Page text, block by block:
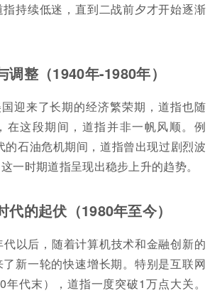
指持续低迷，直到二战前夕才开始逐渐
调整（1940年-1980年）
迎来了长期的经济繁荣期，道指也随
在这段期间，道指并非一帆风顺。例
的石油危机期间，道指曾出现过剧烈波
一时期道指呈现出稳步上升的趋势。
代的起伏（1980年至今）
以后，随着计算机技术和金融创新的
新一轮的快速增长期。特别是互联网
年代末），道指一度突破1万点大关。